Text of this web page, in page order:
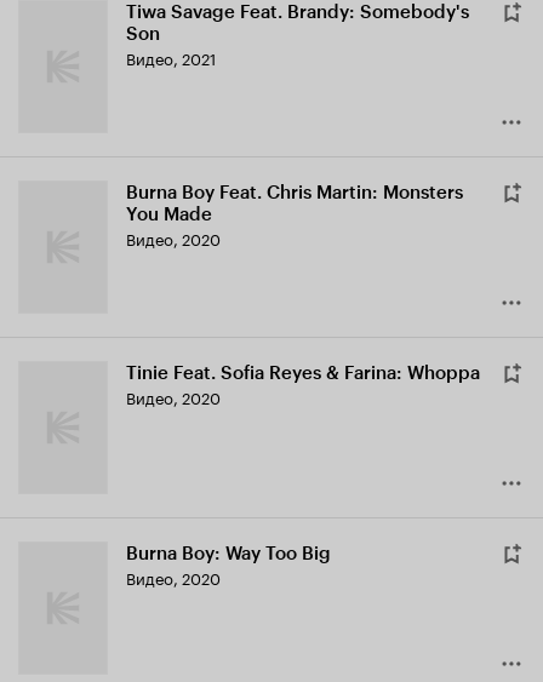
Tiwa Savage Feat. Brandy: Somebody's
Son
Видео, 2021
Burna Boy Feat. Chris Martin: Monsters
You Made
Видео, 2020
Tinie Feat. Sofia Reyes & Farina: Whoppa
Видео, 2020
Burna Boy: Way Too Big
Видео, 2020